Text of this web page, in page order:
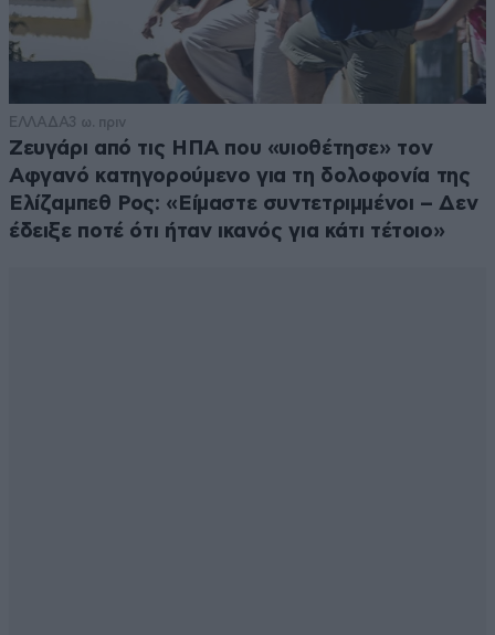
ΕΛΛΑΔΑ3 ω. πριν
Ζευγάρι από τις ΗΠΑ που «υιοθέτησε» τον
Αφγανό κατηγορούμενο για τη δολοφονία της
Ελίζαμπεθ Ρος: «Είμαστε συντετριμμένοι – Δεν
έδειξε ποτέ ότι ήταν ικανός για κάτι τέτοιο»